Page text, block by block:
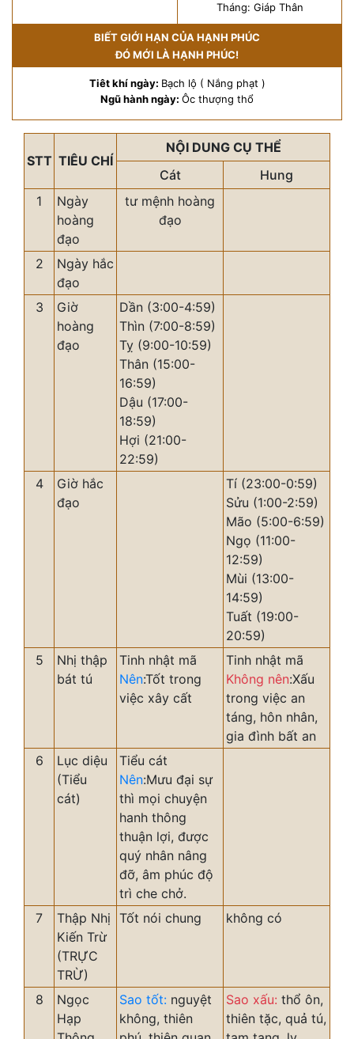
Tháng: Giáp Thân
BIẾT GIỚI HẠN CỦA HẠNH PHÚC
ĐÓ MỚI LÀ HẠNH PHÚC!
Tiêt khí ngày: Bạch lộ ( Nắng phạt )
Ngũ hành ngày: Ôc thượng thổ
STT TIÊU CHÍ
NỘI DUNG CỤ THỂ
Cát
Hung
1
Ngày
hoàng
đạo
tư mệnh hoàng
đạo
2
Ngày hắc
đạo
3
Giờ
hoàng
đạo
Dần (3:00-4:59)
Thìn (7:00-8:59)
Tỵ (9:00-10:59)
Thân (15:00-
16:59)
Dậu (17:00-
18:59)
Hợi (21:00-
22:59)
4
Giờ hắc
đạo
Tí (23:00-0:59)
Sửu (1:00-2:59)
Mão (5:00-6:59)
Ngọ (11:00-
12:59)
Mùi (13:00-
14:59)
Tuất (19:00-
20:59)
5
Nhị thập
bát tú
Tinh nhật mã
Nên:Tốt trong
việc xây cất
Tinh nhật mã
Không nên:Xấu
trong việc an
táng, hôn nhân,
gia đình bất an
6
Lục diệu
(Tiểu
cát)
Tiểu cát
Nên:Mưu đại sự
thì mọi chuyện
hanh thông
thuận lợi, được
quý nhân nâng
đỡ, âm phúc độ
trì che chở.
7
Thập Nhị
Kiến Trừ
(TRỰC
TRỪ)
Tốt nói chung không có
8
Ngọc
Hạp
Sao tốt: nguyệt
không, thiên
Sao xấu: thổ ôn,
thiên tặc, quả tú,